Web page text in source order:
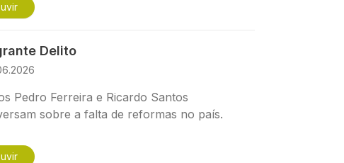
Delito
Pedro Ferreira e Ricardo Santos
sobre a falta de reformas no país.